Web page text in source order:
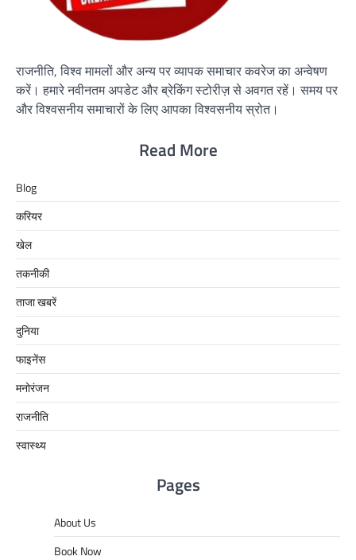
राजनीति, विश्व मामलों और अन्य पर व्यापक समाचार कवरेज का अन्वेषण
करें। हमारे नवीनतम अपडेट और ब्रेकिंग स्टोरीज़ से अवगत रहें। समय पर
और विश्वसनीय समाचारों के लिए आपका विश्वसनीय स्रोत।
Read More
Blog
करियर
खेल
तकनीकी
ताजा खबरें
दुनिया
फाइनेंस
मनोरंजन
राजनीति
स्वास्थ्य
Pages
About Us
Book Now